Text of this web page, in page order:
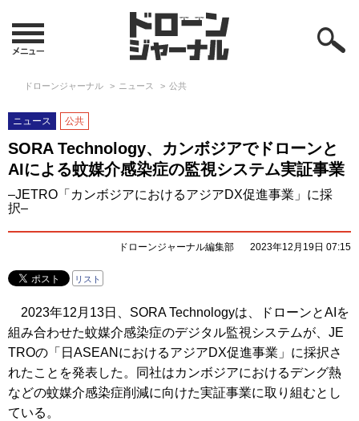
ドローンジャーナル ニュース 公共
ニュース 公共
SORA Technology、カンボジアでドローンと
AIによる蚊媒介感染症の監視システム実証事業
–JETRO「カンボジアにおけるアジアDX促進事業」に採
択–
ドローンジャーナル編集部 2023年12月19日 07:15
リスト
2023年12月13日、SORA Technologyは、ドローンとAIを
組み合わせた蚊媒介感染症のデジタル監視システムが、JE
TROの「日ASEANにおけるアジアDX促進事業」に採択さ
れたことを発表した。同社はカンボジアにおけるデング熱
などの蚊媒介感染症削減に向けた実証事業に取り組むとし
ている。